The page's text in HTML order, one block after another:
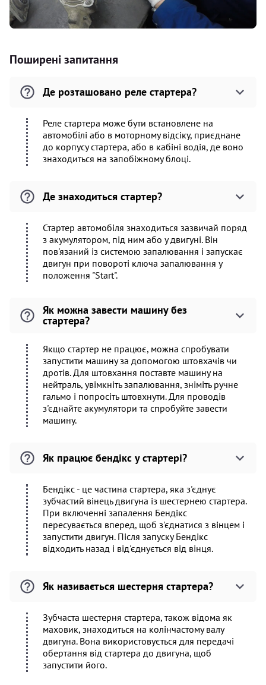
Поширені запитання
Де розташовано реле стартера?
Реле стартера може бути встановлене на
автомобілі або в моторному відсіку, приєднане
до корпусу стартера, або в кабіні водія, де воно
знаходиться на запобіжному блоці.
Де знаходиться стартер?
Стартер автомобіля знаходиться зазвичай поряд
з акумулятором, під ним або у двигуні. Він
пов'язаний із системою запалювання і запускає
двигун при повороті ключа запалювання у
положення "Start".
Як можна завести машину без
стартера?
Якщо стартер не працює, можна спробувати
запустити машину за допомогою штовхачів чи
дротів. Для штовхання поставте машину на
нейтраль, увімкніть запалювання, зніміть ручне
гальмо і попросіть штовхнути. Для проводів
з'єднайте акумулятори та спробуйте завести
машину.
Як працює бендікс у стартері?
Бендікс - це частина стартера, яка з'єднує
зубчастий вінець двигуна із шестернею стартера.
При включенні запалення Бендікс
пересувається вперед, щоб з'єднатися з вінцем і
запустити двигун. Після запуску Бендікс
відходить назад і від'єднується від вінця.
Як називається шестерня стартера?
Зубчаста шестерня стартера, також відома як
маховик, знаходиться на колінчастому валу
двигуна. Вона використовується для передачі
обертання від стартера до двигуна, щоб
запустити його.